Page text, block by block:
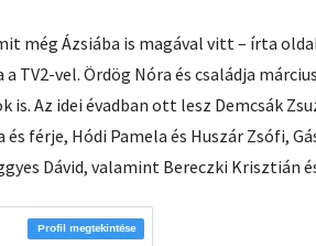
még Ázsiába is magával vitt – írta
TV2-vel. Ördög Nóra és családja
Az idei évadban ott lesz Demcsák
és férje, Hódi Pamela és Huszár Zsófi,
Dávid, valamint Bereczki Krisztián